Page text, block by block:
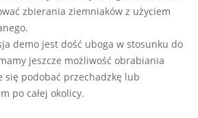
zbierania ziemniaków z użyciem
demo jest dość uboga w stosunku do
jeszcze możliwość obrabiania
się podobać przechadzkę lub
po całej okolicy.